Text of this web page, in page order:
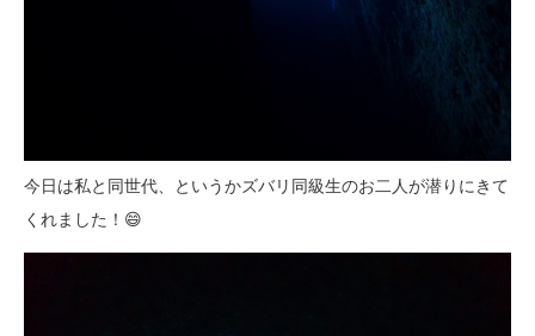
今日は私と同世代、というかズバリ同級生のお二人が潜りにきて
くれました！😄